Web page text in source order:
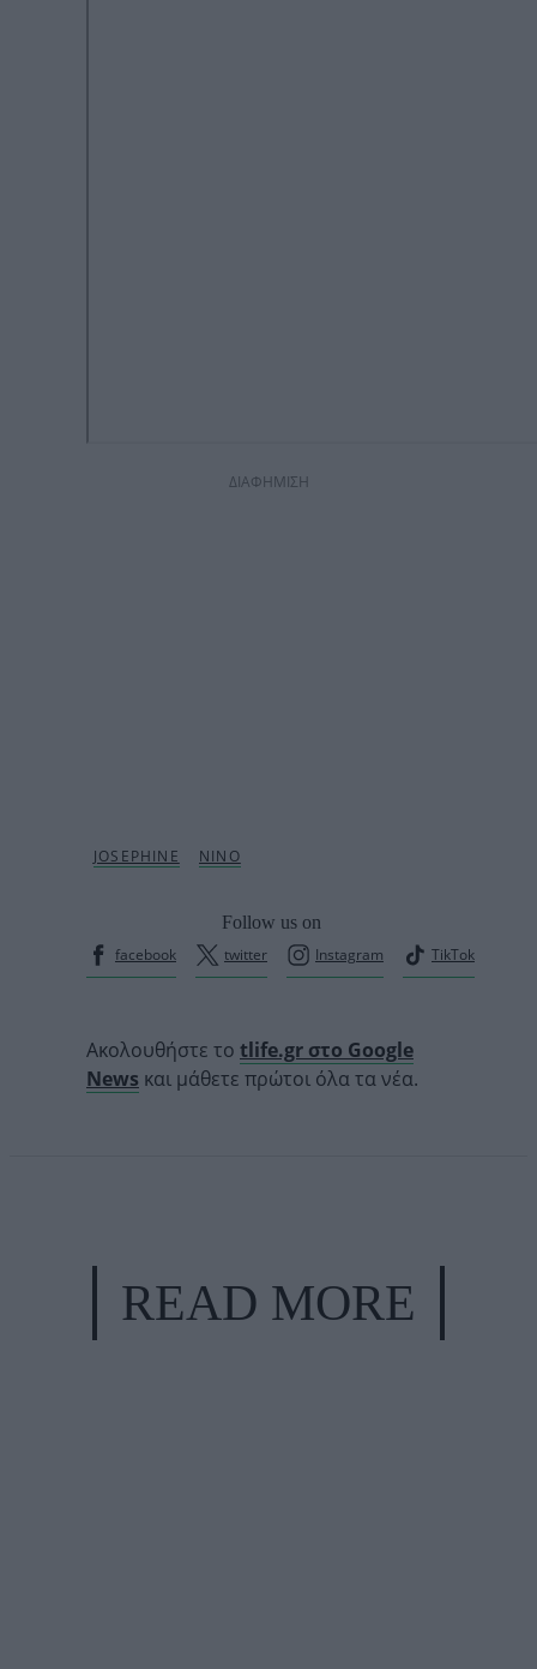
ΔΙΑΦΗΜΙΣΗ
Follow us on
facebook
twitter Instagram TikTok
Ακολουθήστε το tlife.gr στο Google
News και μάθετε πρώτοι όλα τα νέα.
READ MORE